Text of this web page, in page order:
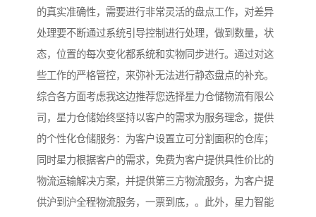
的真实准确性，需要进行非常灵活的盘点工作，对差异
处理要不断通过系统引导控制进行处理，做到数量，状
态，位置的每次变化都系统和实物同步进行。通过对这
些工作的严格管控，来弥补无法进行静态盘点的补充。
综合各方面考虑我这边推荐您选择星力仓储物流有限公
司，星力仓储始终坚持以客户的需求为服务理念，提供
的个性化仓储服务：为客户设置立可分割面积的仓库；
同时星力根据客户的需求，免费为客户提供具性价比的
物流运输解决方案，并提供第三方物流服务，为客户提
供沪到沪全程物流服务，一票到底，。此外，星力智能